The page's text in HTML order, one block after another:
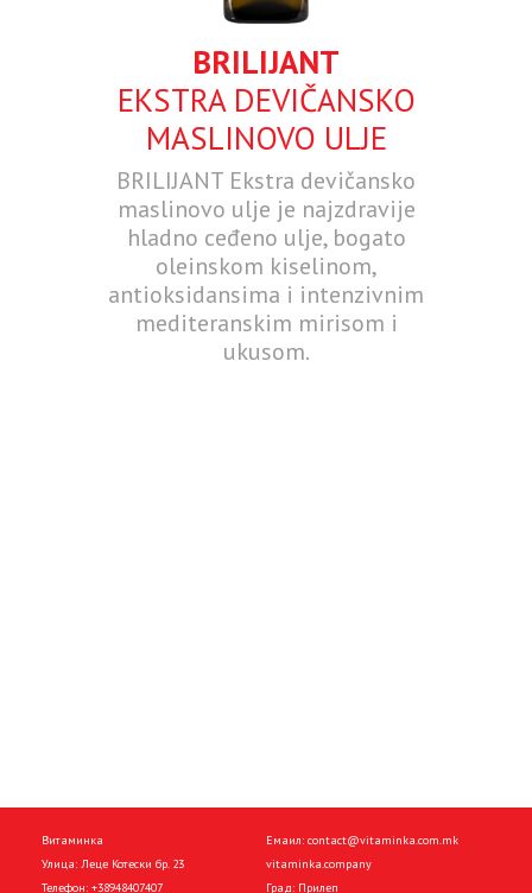
BRILIJANT
EKSTRA DEVIČANSKO
MASLINOVO ULJE
BRILIJANT Ekstra devičansko
maslinovo ulje je najzdravije
hladno ceđeno ulje, bogato
oleinskom kiselinom,
antioksidansima i intenzivnim
mediteranskim mirisom i
ukusom.
Витаминка
Улица: Леце Котески бр. 23
Телефон: +38948407407
Емаил: contact@vitaminka.com.mk
vitaminka.company
Град: Прилеп